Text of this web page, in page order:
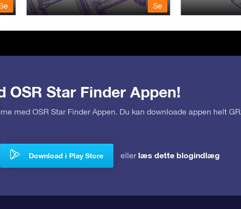
Se
OSR Star Finder Appen!
med OSR Star Finder Appen. Du kan downloade appen helt
Download i Play Store eller læs dette blogindlæg